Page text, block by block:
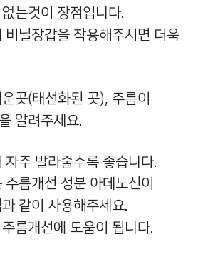
는것이 장점입니다.
비닐장갑을 착용해주시면 더욱
곳(태선화된 곳), 주름이
알려주세요.
자주 발라줄수록 좋습니다.
름개선 성분 아데노신이
같이 사용해주세요.
름개선에 도움이 됩니다.